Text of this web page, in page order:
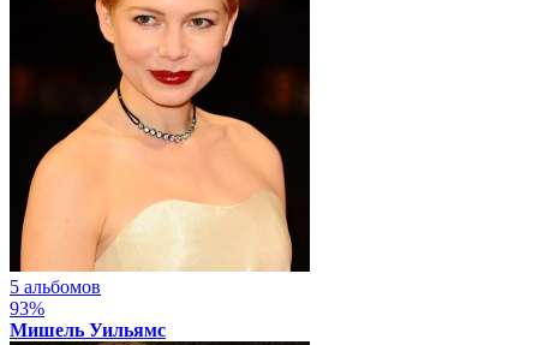
5 альбомов
93%
Мишель Уильямс